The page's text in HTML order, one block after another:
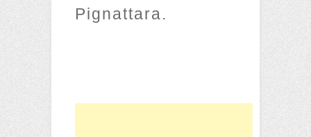
Pignattara.